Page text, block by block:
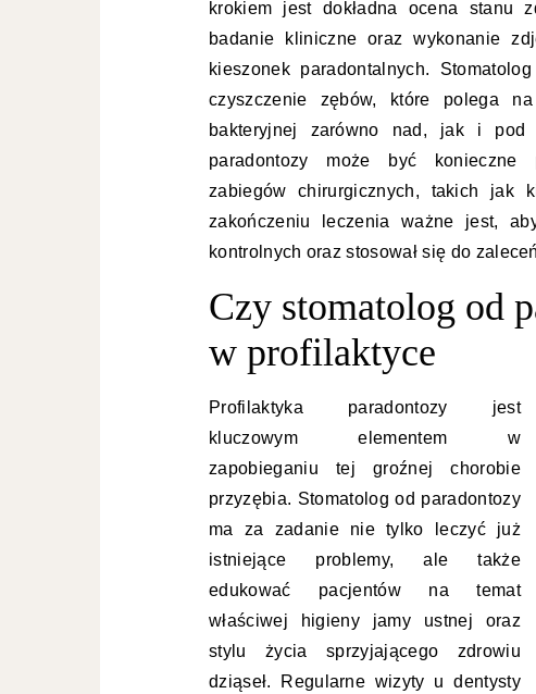
krokiem jest dokładna ocena stanu
badanie kliniczne oraz wykonanie
kieszonek paradontalnych.
czyszczenie zębów, które polega
bakteryjnej zarówno nad, jak i pod
paradontozy może być konieczne
zabiegów chirurgicznych, takich jak
zakończeniu leczenia ważne jest,
kontrolnych oraz stosował się do
Czy stomatolog od
w profilaktyce
Profilaktyka paradontozy jest
kluczowym elementem w
zapobieganiu tej groźnej chorobie
przyzębia. Stomatolog od paradontozy
ma za zadanie nie tylko leczyć już
istniejące problemy, ale także
edukować pacjentów na temat
właściwej higieny jamy ustnej oraz
stylu życia sprzyjającego zdrowiu
dziąseł. Regularne wizyty u dentysty